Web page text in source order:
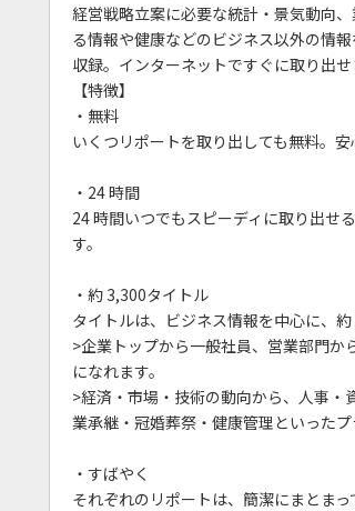
経営戦略立案に必要な統計・景気動向
る情報や健康などのビジネス以外の情
収録。インターネットですぐに取り出せ
【特徴】
・無料
いくつリポートを取り出しても無料。安
・24 時間
24 時間いつでもスピーディに取り出せ
す。
・約 3,300タイトル
タイトルは、ビジネス情報を中心に、約
>企業トップから一般社員、営業部門か
になれます。
>経済・市場・技術の動向から、人事
業承継・冠婚葬祭・健康管理といった
・すばやく
それぞれのリポートは、簡潔にまとま